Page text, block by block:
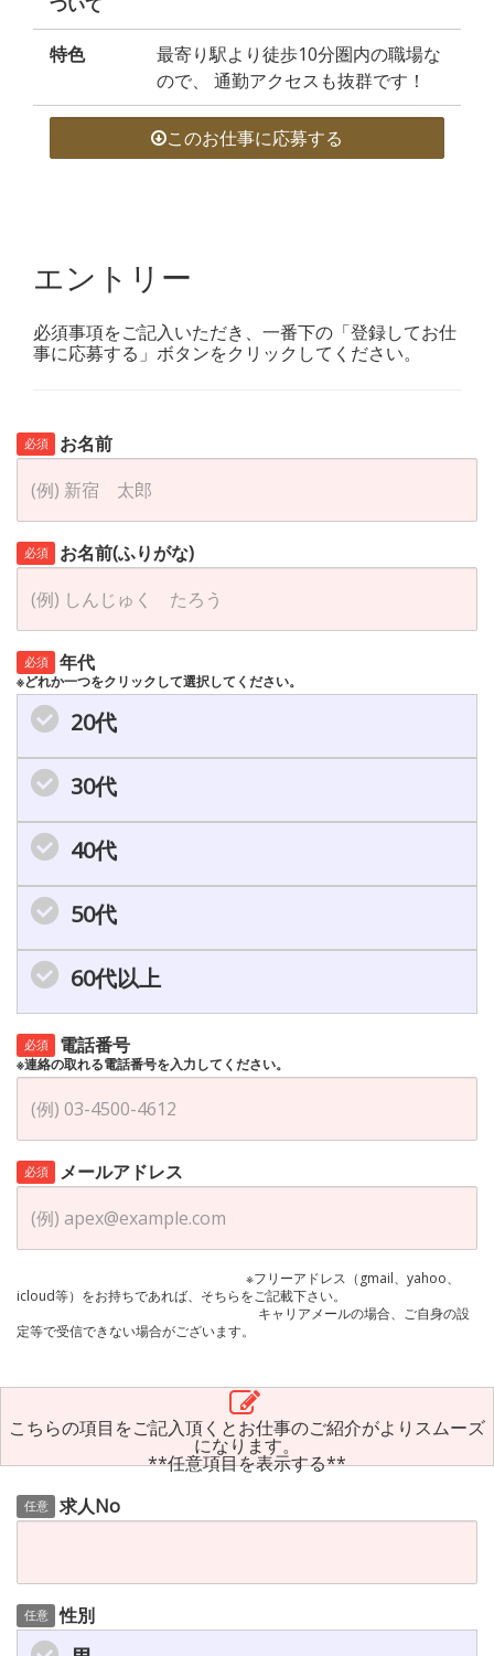
特色
最寄り駅より徒歩10分圏内の職場な
ので、 通勤アクセスも抜群です！
このお仕事に応募する
エントリー
必須事項をご記入いただき、一番下の「登録してお仕
事に応募する」ボタンをクリックしてください。
必須 お名前
必須 お名前(ふりがな)
必須 年代
※どれか一つをクリックして選択してください。
20代
30代
40代
50代
60代以上
必須 電話番号
※連絡の取れる電話番号を入力してください。
必須 メールアドレス
※フリーアドレス（gmail、yahoo、
icloud等）をお持ちであれば、そちらをご記載下さい。
キャリアメールの場合、ご自身の設
定等で受信できない場合がございます。
こちらの項目をご記入頂くとお仕事のご紹介がよりスムーズ
になります。
**任意項目を表示する**
任意 求人No
任意 性別